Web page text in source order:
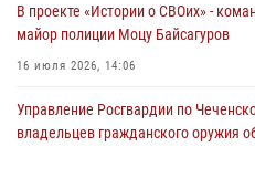
В проекте «Истории о СВОих» -
майор полиции Моцу Байсагуров
16 июля 2026, 14:06
Управление Росгвардии по
владельцев гражданского оружия